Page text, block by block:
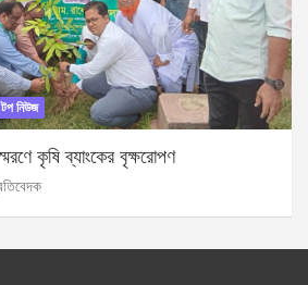
টপ নিউজ
কৃষি ব্যাংকের বৃক্ষরোপণ